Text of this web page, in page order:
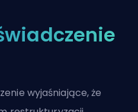
wyjaśniające, że